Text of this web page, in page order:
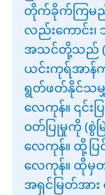
တိုက်ခိုက်ကြမည်
လည်းကောင်း၊
အသင်တို့သည် (
ယင်းကုရ်အာန်
ရွတ်ဖတ်နိုင်သမ
လေကုန်။ ၎င်
ဝတ်ပြုမှုကို (စွဲ
လေကုန်။ ထို့ပြ
လေကုန်။ ထိုမှ
အရှင်မြတ်အား